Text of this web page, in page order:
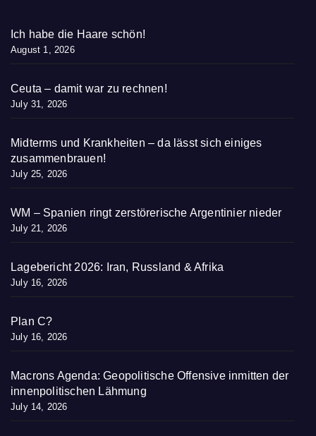
Ich habe die Haare schön!
August 1, 2026
Ceuta – damit war zu rechnen!
July 31, 2026
Midterms und Krankheiten – da lässt sich einiges
zusammenbrauen!
July 25, 2026
WM – Spanien ringt zerstörerische Argentinier nieder
July 21, 2026
Lagebericht 2026: Iran, Russland & Afrika
July 16, 2026
Plan C?
July 16, 2026
Macrons Agenda: Geopolitische Offensive inmitten der
innenpolitischen Lähmung
July 14, 2026